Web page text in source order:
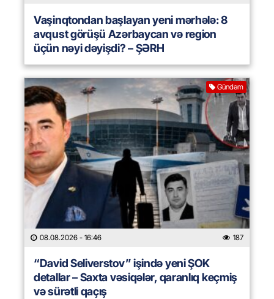
Vaşinqtondan başlayan yeni mərhələ: 8
avqust görüşü Azərbaycan və region
üçün nəyi dəyişdi? – ŞƏRH
Gündəm
08.08.2026 - 16:46 187
“David Seliverstov” işində yeni ŞOK
detallar – Saxta vəsiqələr, qaranlıq keçmiş
və sürətli qaçış